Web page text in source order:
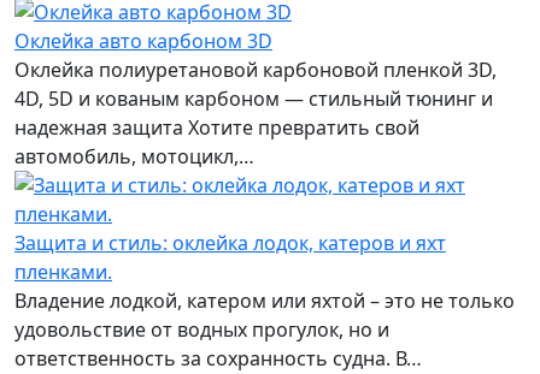
Оклейка авто карбоном 3D
Оклейка полиуретановой карбоновой пленкой 3D,
4D, 5D и кованым карбоном — стильный тюнинг и
надежная защита Хотите превратить свой
автомобиль, мотоцикл,…
Защита и стиль: оклейка лодок, катеров и яхт
пленками.
Владение лодкой, катером или яхтой – это не только
удовольствие от водных прогулок, но и
ответственность за сохранность судна. В…